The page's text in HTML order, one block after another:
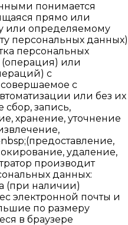
понимается
прямо или
или определяемому
персональных данных)
персональных
или
с
с
или без их
сбор, запись,
хранение, уточнение
удаление,
производит
данных:
(при наличии)
электронной почты и
по размеру
в браузере